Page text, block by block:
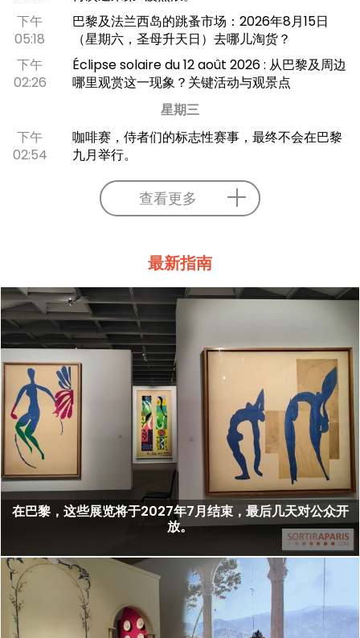
下午
05:18
巴黎及法兰西岛的跳蚤市场：2026年8月15日
（星期六，圣母升天日）去哪儿淘货？
下午
02:26
Éclipse solaire du 12 août 2026 : 从巴黎及周边
哪里观赏这一现象？关键活动与观景点
星期三
下午
02:54
咖啡赛，侍者们的标志性赛事，最终不会在巴黎
九月举行。
查看更多
最新指南
在巴黎，这些展览将于2027年7月结束，最后几天对公众开
放。